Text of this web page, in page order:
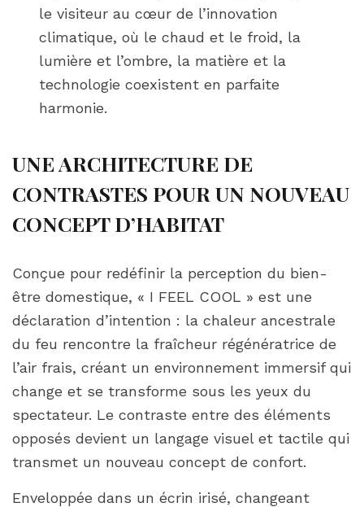
le visiteur au cœur de l’innovation
climatique, où le chaud et le froid, la
lumière et l’ombre, la matière et la
technologie coexistent en parfaite
harmonie.
UNE ARCHITECTURE DE
CONTRASTES POUR UN NOUVEAU
CONCEPT D’HABITAT
Conçue pour redéfinir la perception du bien-
être domestique, « I FEEL COOL » est une
déclaration d’intention : la chaleur ancestrale
du feu rencontre la fraîcheur régénératrice de
l’air frais, créant un environnement immersif qui
change et se transforme sous les yeux du
spectateur. Le contraste entre des éléments
opposés devient un langage visuel et tactile qui
transmet un nouveau concept de confort.
Enveloppée dans un écrin irisé, changeant